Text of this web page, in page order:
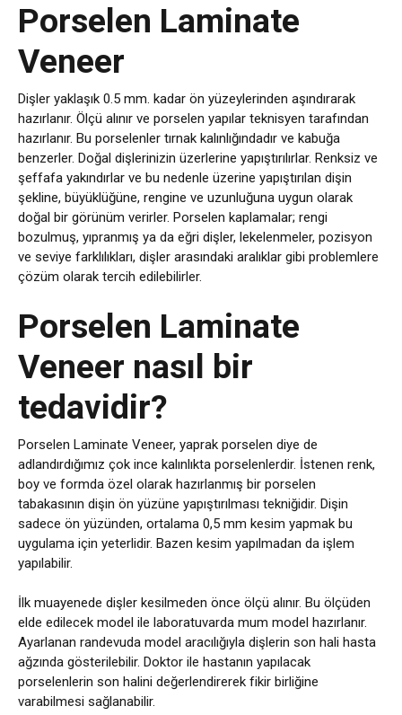
Porselen Laminate
Veneer
Dişler yaklaşık 0.5 mm. kadar ön yüzeylerinden aşındırarak
hazırlanır. Ölçü alınır ve porselen yapılar teknisyen tarafından
hazırlanır. Bu porselenler tırnak kalınlığındadır ve kabuğa
benzerler. Doğal dişlerinizin üzerlerine yapıştırılırlar. Renksiz ve
şeffafa yakındırlar ve bu nedenle üzerine yapıştırılan dişin
şekline, büyüklüğüne, rengine ve uzunluğuna uygun olarak
doğal bir görünüm verirler. Porselen kaplamalar; rengi
bozulmuş, yıpranmış ya da eğri dişler, lekelenmeler, pozisyon
ve seviye farklılıkları, dişler arasındaki aralıklar gibi problemlere
çözüm olarak tercih edilebilirler.
Porselen Laminate
Veneer nasıl bir
tedavidir?
Porselen Laminate Veneer, yaprak porselen diye de
adlandırdığımız çok ince kalınlıkta porselenlerdir. İstenen renk,
boy ve formda özel olarak hazırlanmış bir porselen
tabakasının dişin ön yüzüne yapıştırılması tekniğidir. Dişin
sadece ön yüzünden, ortalama 0,5 mm kesim yapmak bu
uygulama için yeterlidir. Bazen kesim yapılmadan da işlem
yapılabilir.
İlk muayenede dişler kesilmeden önce ölçü alınır. Bu ölçüden
elde edilecek model ile laboratuvarda mum model hazırlanır.
Ayarlanan randevuda model aracılığıyla dişlerin son hali hasta
ağzında gösterilebilir. Doktor ile hastanın yapılacak
porselenlerin son halini değerlendirerek fikir birliğine
varabilmesi sağlanabilir.